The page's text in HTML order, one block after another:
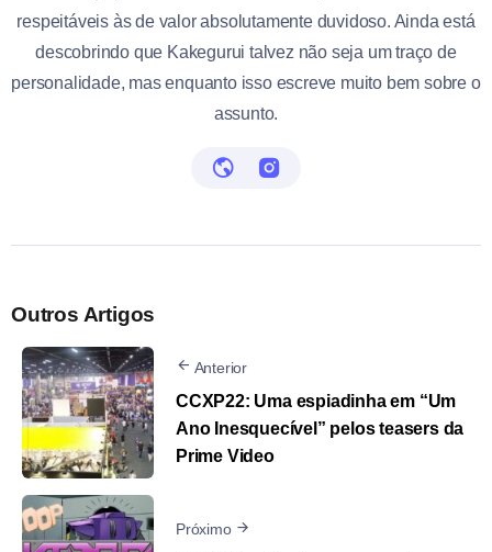
respeitáveis às de valor absolutamente duvidoso. Ainda está
descobrindo que Kakegurui talvez não seja um traço de
personalidade, mas enquanto isso escreve muito bem sobre o
assunto.
Outros Artigos
Anterior
CCXP22: Uma espiadinha em “Um
Ano Inesquecível” pelos teasers da
Prime Video
Próximo